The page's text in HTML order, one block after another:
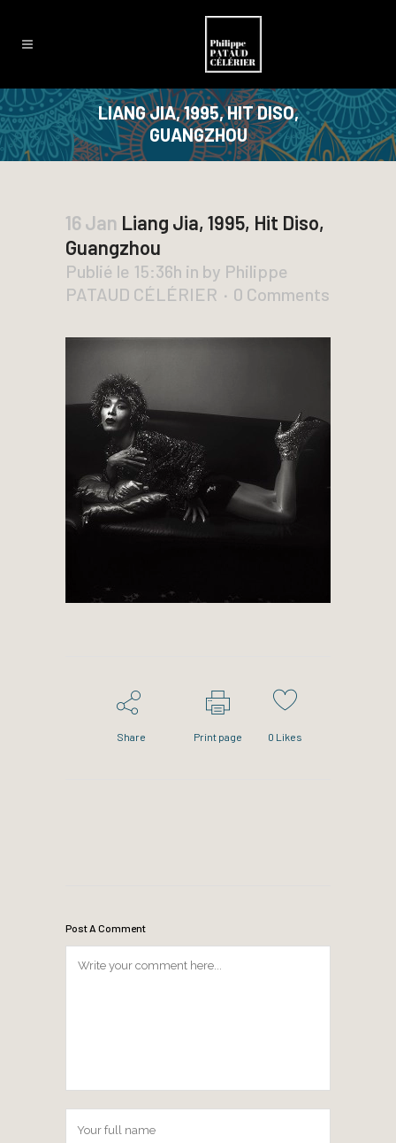
LIANG JIA, 1995, HIT DISO,
GUANGZHOU
16 Jan Liang Jia, 1995, Hit Diso,
Guangzhou
Publié le 15:36h in by Philippe
PATAUD CÉLÉRIER
0 Comments
Share Print page 0 Likes
Post A Comment